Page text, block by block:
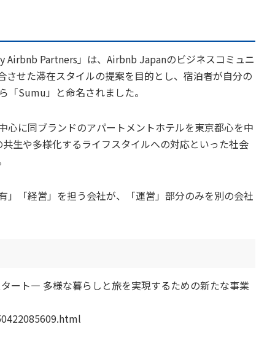
Partners」は、Airbnb Japanのビジネスコミュニ
せた滞在スタイルの提案を目的とし、宿泊者が自分の
「Sumu」と命名されました。
に同ブランドのアパートメントホテルを東京都心を中
生や多様化するライフスタイルへの対応といった社会
「経営」を担う会社が、「運営」部分のみを別の会社
ート― 多様な暮らしと旅を実現するための新たな事業